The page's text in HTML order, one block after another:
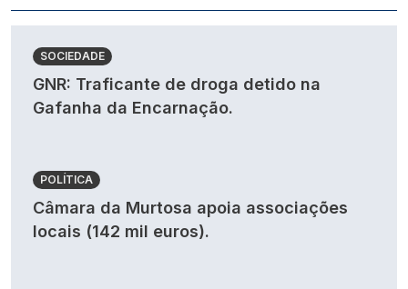
SOCIEDADE
GNR: Traficante de droga detido na
Gafanha da Encarnação.
POLÍTICA
Câmara da Murtosa apoia associações
locais (142 mil euros).